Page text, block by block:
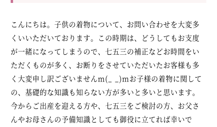
こんにちは。子供の着物について、お問い合わせを大変多
くいいただいております。この時期は、どうしてもお支度
が一緒になってしまうので、七五三の補正などお時間をい
ただくものが多く、お断りをさせていただいたお客様も多
く大変申し訳ございませんm(_ _)mお子様の着物に関して
の、基礎的な知識も知らない方が多いと多いと思います。
今からご出産を迎える方や、七五三をご検討の方、お父さ
んやお母さんの予備知識としても御役に立てれば幸いで